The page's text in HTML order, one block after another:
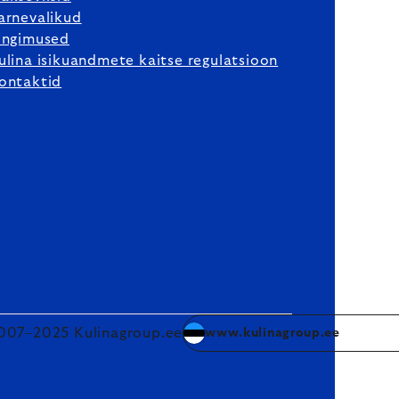
isikuandmete kaitse regulatsioon
Kulinagroup.ee www.kulinagroup.ee